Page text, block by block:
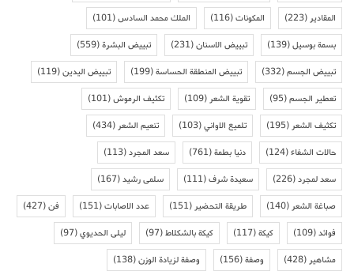
المقادير(223) المكونات(116) الملك محمد السادس(101)
بسمة بوسيل(139) تبييض الاسنان(231) تبييض البشرة(559)
تبييض الجسم(332) تبييض المنطقة الحساسة(199) تبييض اليدين(119)
تعطير الجسم(95) تقوية الشعر(109) تكثيف الرموش(101)
تكثيف الشعر(195) تلميع الاواني(103) تنعيم الشعر(434)
حالات الشفاء(124) دنيا بطمة(761) سعد المجرد(113)
سعد لمجرد(226) سعيدة شرف(111) سلمى رشيد(167)
صباغة الشعر(140) طريقة التحضير(151) عدد الاصابات(151) فن(427)
فوائد(109) كيكة(117) كيكة بالشكلاط(97) ليلى الحديوي(97)
مشاهير(428) وصفة(156) وصفة لزيادة الوزن(138)